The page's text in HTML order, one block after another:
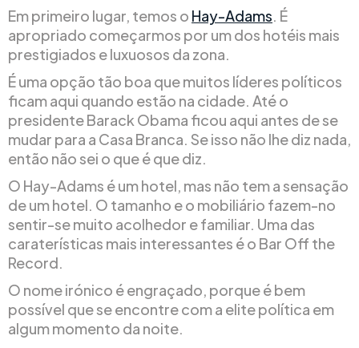
Em primeiro lugar, temos o Hay-Adams. É
apropriado começarmos por um dos hotéis mais
prestigiados e luxuosos da zona.
É uma opção tão boa que muitos líderes políticos
ficam aqui quando estão na cidade. Até o
presidente Barack Obama ficou aqui antes de se
mudar para a Casa Branca. Se isso não lhe diz nada,
então não sei o que é que diz.
O Hay-Adams é um hotel, mas não tem a sensação
de um hotel. O tamanho e o mobiliário fazem-no
sentir-se muito acolhedor e familiar. Uma das
caraterísticas mais interessantes é o Bar Off the
Record.
O nome irónico é engraçado, porque é bem
possível que se encontre com a elite política em
algum momento da noite.